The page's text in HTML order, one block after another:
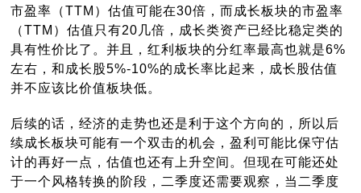
市盈率（TTM）估值可能在30倍，而成长板块的市盈率
（TTM）估值只有20几倍，成长类资产已经比稳定类的
具有性价比了。并且，红利板块的分红率最高也就是6%
左右，和成长股5%-10%的成长率比起来，成长股估值
并不应该比价值板块低。
后续的话，经济的走势也还是利于这个方向的，所以后
续成长板块可能有一个双击的机会，盈利可能比保守估
计的再好一点，估值也还有上升空间。但现在可能还处
于一个风格转换的阶段，二季度还需要观察，当二季度